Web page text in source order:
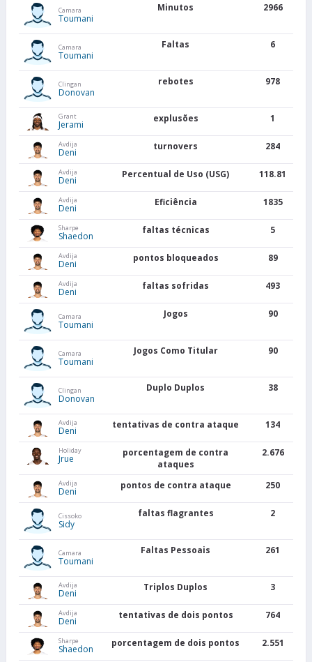
Camara
Toumani
Minutos 2966
Camara
Toumani
Faltas 6
Clingan
Donovan
rebotes 978
Grant
Jerami
explusões 1
Avdija
Deni
turnovers 284
Avdija
Deni
Percentual de Uso (USG) 118.81
Avdija
Deni
Eficiência 1835
Sharpe
Shaedon
faltas técnicas 5
Avdija
Deni
pontos bloqueados 89
Avdija
Deni
faltas sofridas 493
Camara
Toumani
Jogos 90
Camara
Toumani
Jogos Como Titular 90
Clingan
Donovan
Duplo Duplos 38
Avdija
Deni
tentativas de contra ataque 134
Holiday
Jrue
porcentagem de contra
ataques
2.676
Avdija
Deni
pontos de contra ataque 250
Cissoko
Sidy
faltas flagrantes 2
Camara
Toumani
Faltas Pessoais 261
Avdija
Deni
Triplos Duplos 3
Avdija
Deni
tentativas de dois pontos 764
Sharpe
Shaedon
porcentagem de dois pontos 2.551